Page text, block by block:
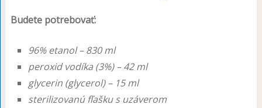
Budete potrebovať:
96% etanol – 830 ml
peroxid vodíka (3%) – 42 ml
glycerin (glycerol) – 15 ml
sterilizovanú fľašku s uzáverom